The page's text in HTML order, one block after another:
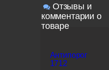
Отзывы и
комментарии о
товаре
Антипорог
1712